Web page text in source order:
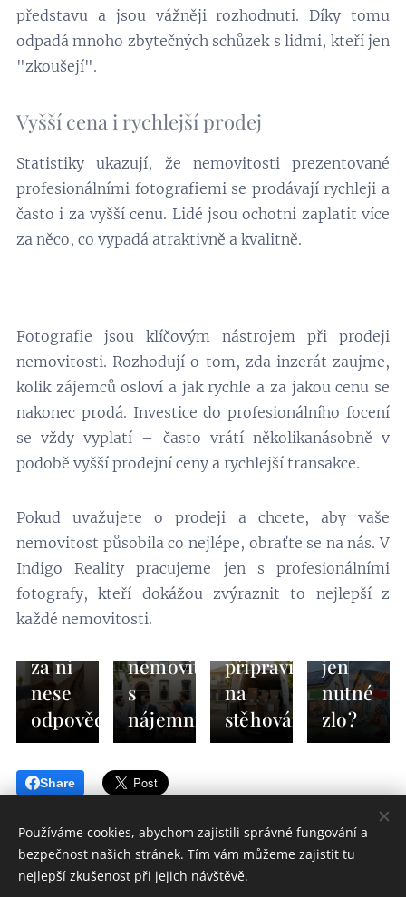
představu a jsou vážněji rozhodnuti. Díky tomu
odpadá mnoho zbytečných schůzek s lidmi, kteří jen
"zkoušejí".
Vyšší cena i rychlejší prodej
Statistiky ukazují, že nemovitosti prezentované
profesionálními fotografiemi se prodávají rychleji a
často i za vyšší cenu. Lidé jsou ochotni zaplatit více
za něco, co vypadá atraktivně a kvalitně.
Fotografie jsou klíčovým nástrojem při prodeji
nemovitosti. Rozhodují o tom, zda inzerát zaujme,
kolik zájemců osloví a jak rychle a za jakou cenu se
nakonec prodá. Investice do profesionálního focení
se vždy vyplatí – často vrátí několikanásobně v
podobě vyšší prodejní ceny a rychlejší transakce.
Pokud uvažujete o prodeji a chcete, aby vaše
nemovitost působila co nejlépe, obraťte se na nás. V
Indigo Reality pracujeme jen s profesionálními
fotografy, kteří dokážou zvýraznit to nejlepší z
každé nemovitosti.
Co je
to
skrytá
vada
nemovitosti
za ni
nese
odpovědnost?
10.03.2026
Jak
nemovitost
s
nájemníkem?
připravit
na
stěhování?
24.02.2026
jen
nutné
zlo?
Share
Indigo finance&reality s.r.o.
Používáme cookies, abychom zajistili správné fungování a
bezpečnost našich stránek. Tím vám můžeme zajistit tu
nejlepší zkušenost při jejich návštěvě.